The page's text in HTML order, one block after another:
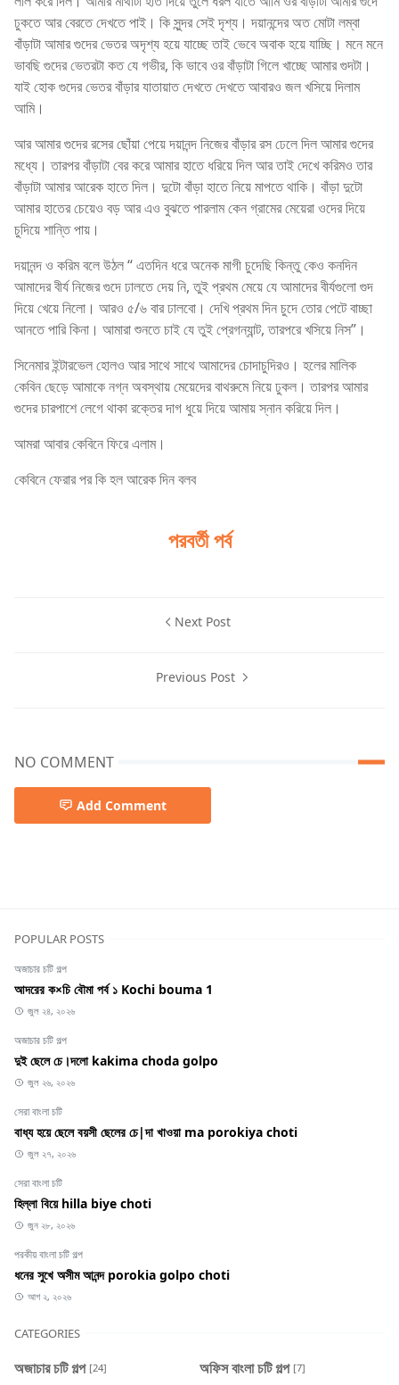
ঢুকতে আর বেরতে দেখতে পাই। কি সুন্দর সেই দৃশ্য। দয়ানন্দের অত মোটা লম্বা
বাঁড়াটা আমার গুদের ভেতর অদৃশ্য হয়ে যাচ্ছে তাই ভেবে অবাক হয়ে যাচ্ছি। মনে মনে
ভাবছি গুদের ভেতরটা কত যে গভীর, কি ভাবে ওর বাঁড়াটা গিলে খাচ্ছে আমার গুদটা।
যাই হোক গুদের ভেতর বাঁড়ার যাতায়াত দেখতে দেখতে আবারও জল খসিয়ে দিলাম
আমি।
আর আমার গুদের রসের ছোঁয়া পেয়ে দয়ানন্দ নিজের বাঁড়ার রস ঢেলে দিল আমার গুদের
মধ্যে। তারপর বাঁড়াটা বের করে আমার হাতে ধরিয়ে দিল আর তাই দেখে করিমও তার
বাঁড়াটা আমার আরেক হাতে দিল। দুটো বাঁড়া হাতে নিয়ে মাপতে থাকি। বাঁড়া দুটো
আমার হাতের চেয়েও বড় আর এও বুঝতে পারলাম কেন গ্রামের মেয়েরা ওদের দিয়ে
চুদিয়ে শান্তি পায়।
দয়ানন্দ ও করিম বলে উঠল “ এতদিন ধরে অনেক মাগী চুদেছি কিন্তু কেও কনদিন
আমাদের বীর্য নিজের গুদে ঢালতে দেয় নি, তুই প্রথম মেয়ে যে আমাদের বীর্যগুলো গুদ
দিয়ে খেয়ে নিলো। আরও ৫/৬ বার ঢালবো। দেখি প্রথম দিন চুদে তোর পেটে বাচ্ছা
আনতে পারি কিনা। আমারা শুনতে চাই যে তুই প্রেগন্যান্ট, তারপরে খসিয়ে নিস”।
সিনেমার ইন্টারভেল হোলও আর সাথে সাথে আমাদের চোদাচুদিরও। হলের মালিক
কেবিন ছেড়ে আমাকে নগ্ন অবস্থায় মেয়েদের বাথরুমে নিয়ে ঢুকল। তারপর আমার
গুদের চারপাশে লেগে থাকা রক্তের দাগ ধুয়ে দিয়ে আমায় স্নান করিয়ে দিল।
আমরা আবার কেবিনে ফিরে এলাম।
কেবিনে ফেরার পর কি হল আরেক দিন বলব
পরবর্তী পর্ব
Next Post
Previous Post
NO COMMENT
Add Comment
POPULAR POSTS
অজাচার চটি গল্প
আদরের ক×চি বৌমা পর্ব ১ Kochi bouma 1
জুল ২৪, ২০২৬
অজাচার চটি গল্প
দুই ছেলে চে।দলো kakima choda golpo
জুল ২৬, ২০২৬
সেরা বাংলা চটি
বাধ্য হয়ে ছেলে বয়সী ছেলের চে|দা খাওয়া ma porokiya choti
জুল ২৭, ২০২৬
সেরা বাংলা চটি
হিল্লা বিয়ে hilla biye choti
জুন ২৮, ২০২৬
পরকীয় বাংলা চটি গল্প
ধনের সুখে অসীম আনন্দ porokia golpo choti
আগ ২, ২০২৬
CATEGORIES
অজাচার চটি গল্প [24] অফিস বাংলা চটি গল্প [7]